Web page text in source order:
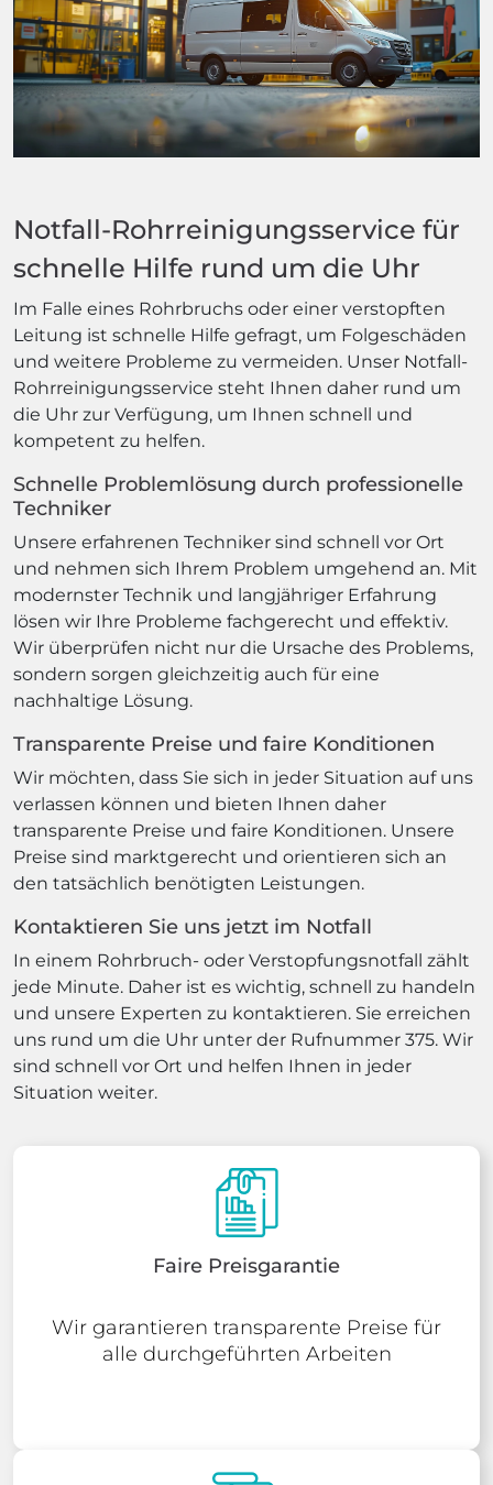
Notfall-Rohrreinigungsservice für
schnelle Hilfe rund um die Uhr
Im Falle eines Rohrbruchs oder einer verstopften
Leitung ist schnelle Hilfe gefragt, um Folgeschäden
und weitere Probleme zu vermeiden. Unser Notfall-
Rohrreinigungsservice steht Ihnen daher rund um
die Uhr zur Verfügung, um Ihnen schnell und
kompetent zu helfen.
Schnelle Problemlösung durch professionelle
Techniker
Unsere erfahrenen Techniker sind schnell vor Ort
und nehmen sich Ihrem Problem umgehend an. Mit
modernster Technik und langjähriger Erfahrung
lösen wir Ihre Probleme fachgerecht und effektiv.
Wir überprüfen nicht nur die Ursache des Problems,
sondern sorgen gleichzeitig auch für eine
nachhaltige Lösung.
Transparente Preise und faire Konditionen
Wir möchten, dass Sie sich in jeder Situation auf uns
verlassen können und bieten Ihnen daher
transparente Preise und faire Konditionen. Unsere
Preise sind marktgerecht und orientieren sich an
den tatsächlich benötigten Leistungen.
Kontaktieren Sie uns jetzt im Notfall
In einem Rohrbruch- oder Verstopfungsnotfall zählt
jede Minute. Daher ist es wichtig, schnell zu handeln
und unsere Experten zu kontaktieren. Sie erreichen
uns rund um die Uhr unter der Rufnummer 375. Wir
sind schnell vor Ort und helfen Ihnen in jeder
Situation weiter.
Faire Preisgarantie
Wir garantieren transparente Preise für
alle durchgeführten Arbeiten